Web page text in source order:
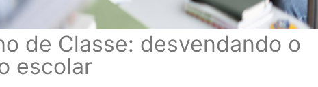
de Classe: desvendando o
escolar